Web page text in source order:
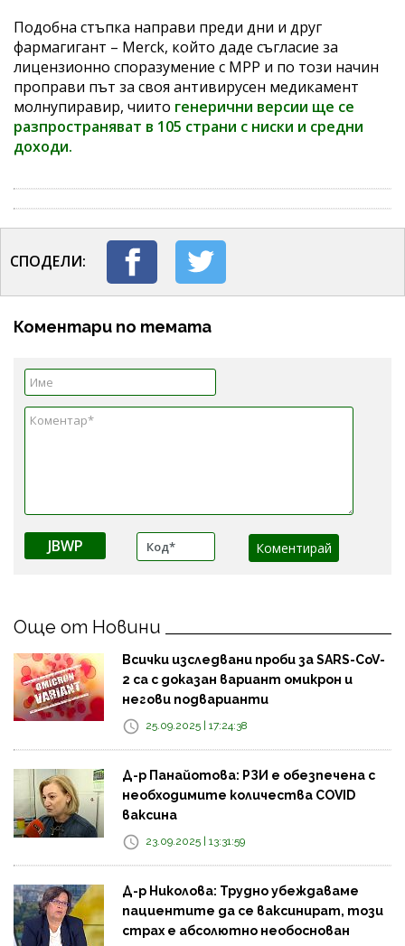
Подобна стъпка направи преди дни и друг
фармагигант – Merck, който даде съгласие за
лицензионно споразумение с MPP и по този начин
проправи път за своя антивирусен медикамент
молнупиравир, чиито генерични версии ще се
разпространяват в 105 страни с ниски и средни
доходи.
СПОДЕЛИ:
Коментари по темата
JBWP
Още от Новини
Всички изследвани проби за SARS-CoV-
2 са с доказан вариант омикрон и
негови подварианти
25.09.2025 | 17:24:38
Д-р Панайотова: РЗИ е обезпечена с
необходимите количества COVID
ваксина
23.09.2025 | 13:31:59
Д-р Николова: Трудно убеждаваме
пациентите да се ваксинират, този
страх е абсолютно необоснован